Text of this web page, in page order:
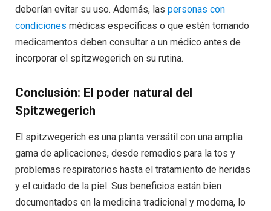
deberían evitar su uso. Además, las personas con
condiciones médicas específicas o que estén tomando
medicamentos deben consultar a un médico antes de
incorporar el spitzwegerich en su rutina.
Conclusión: El poder natural del
Spitzwegerich
El spitzwegerich es una planta versátil con una amplia
gama de aplicaciones, desde remedios para la tos y
problemas respiratorios hasta el tratamiento de heridas
y el cuidado de la piel. Sus beneficios están bien
documentados en la medicina tradicional y moderna, lo